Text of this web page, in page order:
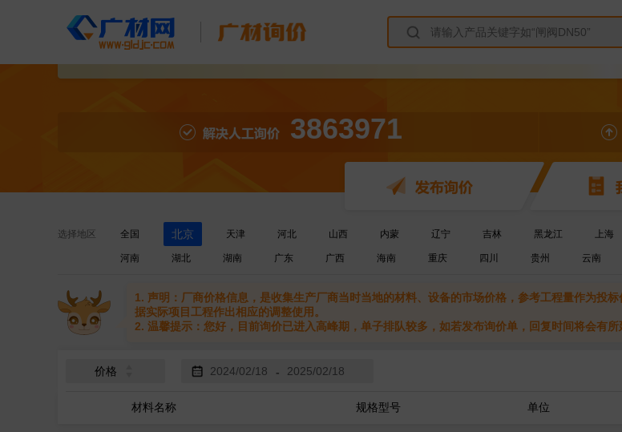
3863971
选择地区 全国 北京 天津 河北 山西 内蒙 辽宁 吉林 黑龙江 上海
河南 湖北 湖南 广东 广西 海南 重庆 四川 贵州 云南
1. 声明：厂商价格信息，是收集生产厂商当时当地的材料、设备的市场价格，参考工程量作为投
据实际项目工程作出相应的调整使用。
2. 温馨提示：您好，目前询价已进入高峰期，单子排队较多，如若发布询价单，回复时间将会有
价格 -
材料名称 规格型号 单位